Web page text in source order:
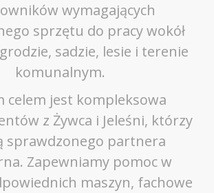
wymagających
sprzętu do pracy wokół
sadzie, lesie i terenie
komunalnym.
celem jest kompleksowa
z Żywca i Jeleśni, którzy
sprawdzonego partnera
Zapewniamy pomoc w
maszyn, fachowe